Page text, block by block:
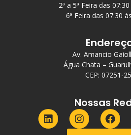
2ª a 5ª Feira das
6ª Feira das 07:30
Av. Amancio
Água Chata –
CEP: 07251-
Nossas